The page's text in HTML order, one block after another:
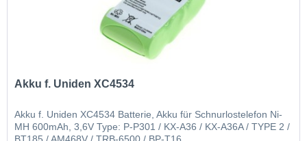
Akku f. Uniden XC4534
Akku f. Uniden XC4534 Batterie, Akku für Schnurlostelefon Ni-
MH 600mAh, 3,6V Type: P-P301 / KX-A36 / KX-A36A / TYPE 2 /
BT185 / AM468V / TRB-6500 / BP-T16